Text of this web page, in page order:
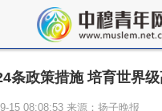
条政策措施 培育世界
15 08:08:53 来源：扬子晚报